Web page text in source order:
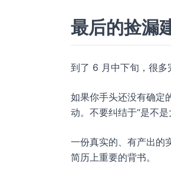
最后的捡漏
到了 6 月中下旬，很多
如果你手头还没有确定
动。不要纠结于“是不是
一份真实的、有产出的
简历上重要的背书。